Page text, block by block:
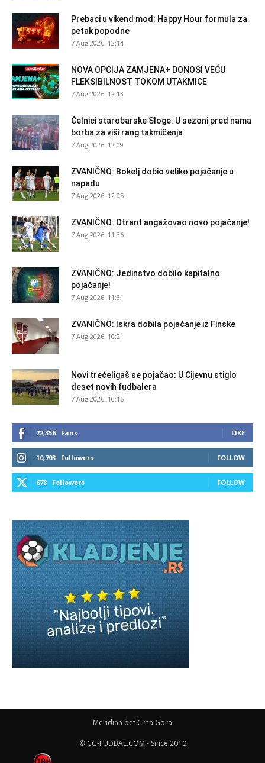
Prebaci u vikend mod: Happy Hour formula za
petak popodne
7 Aug 2026. 12:14
NOVA OPCIJA ZAMJENA+ DONOSI VEĆU
FLEKSIBILNOST TOKOM UTAKMICE
7 Aug 2026. 12:13
Čelnici starobarske Sloge: U sezoni pred nama
borba za viši rang takmičenja
7 Aug 2026. 12:09
ZVANIČNO: Bokelj dobio veliko pojačanje u
napadu
7 Aug 2026. 12:05
ZVANIČNO: Otrant angažovao novo pojačanje!
7 Aug 2026. 11:36
ZVANIČNO: Jedinstvo dobilo kapitalno
pojačanje!
7 Aug 2026. 11:31
ZVANIČNO: Iskra dobila pojačanje iz Finske
7 Aug 2026. 10:21
Novi trećeligaš se pojačao: U Cijevnu stiglo
deset novih fudbalera
7 Aug 2026. 10:16
22,356 Fans LIKE
10,703 Followers FOLLOW
678 Followers FOLLOW
Meridian bet Crna Gora
© CG-FUDBAL.COM - Since 2010